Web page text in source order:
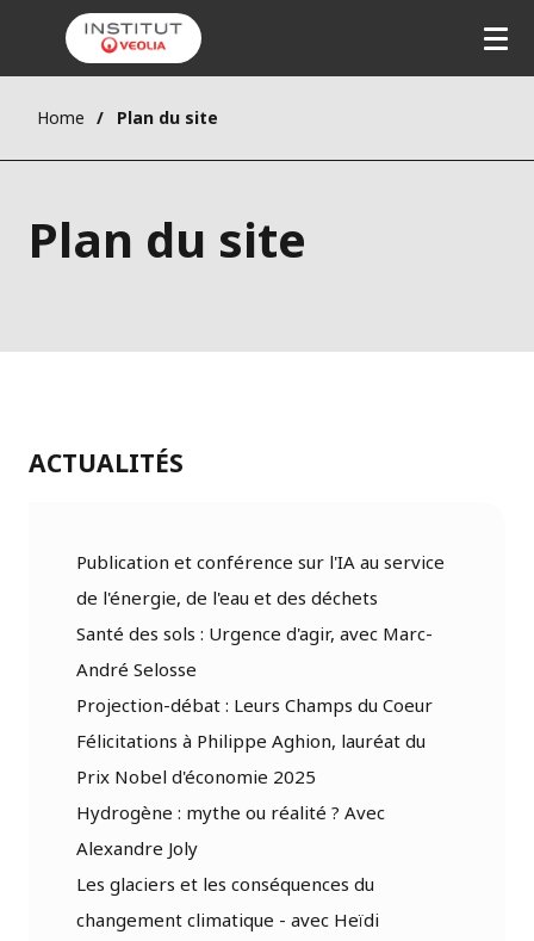
Home Plan du site
Plan du site
ACTUALITÉS
Publication et conférence sur l'IA au service
de l'énergie, de l'eau et des déchets
Santé des sols : Urgence d'agir, avec Marc-
André Selosse
Projection-débat : Leurs Champs du Coeur
Félicitations à Philippe Aghion, lauréat du
Prix Nobel d'économie 2025
Hydrogène : mythe ou réalité ? Avec
Alexandre Joly
Les glaciers et les conséquences du
changement climatique - avec Heïdi